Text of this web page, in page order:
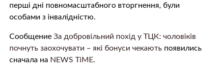
перші дні повномасштабного вторгнення, були
особами з інвалідністю.
Сообщение За добровільний похід у ТЦК: чоловіків
почнуть заохочувати – які бонуси чекаютьпоявились
сначала на NEWS TiME.